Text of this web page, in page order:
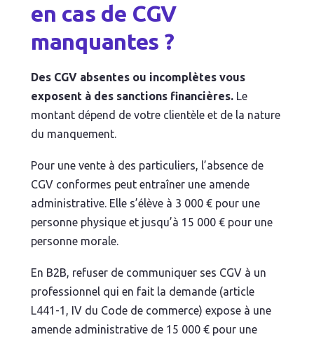
en cas de CGV
manquantes ?
Des CGV absentes ou incomplètes vous
exposent à des sanctions financières. Le
montant dépend de votre clientèle et de la nature
du manquement.
Pour une vente à des particuliers, l’absence de
CGV conformes peut entraîner une amende
administrative. Elle s’élève à 3 000 € pour une
personne physique et jusqu’à 15 000 € pour une
personne morale.
En B2B, refuser de communiquer ses CGV à un
professionnel qui en fait la demande (article
L441-1, IV du Code de commerce) expose à une
amende administrative de 15 000 € pour une